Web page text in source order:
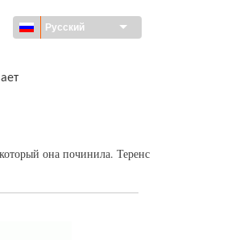
Русский
она починила. Теренс